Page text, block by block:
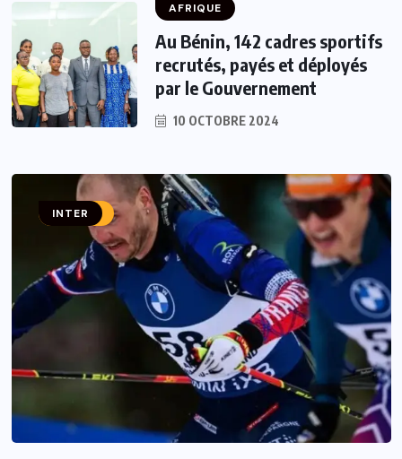
AFRIQUE
Au Bénin, 142 cadres sportifs
recrutés, payés et déployés
par le Gouvernement
10 OCTOBRE 2024
AUTRES
INTER